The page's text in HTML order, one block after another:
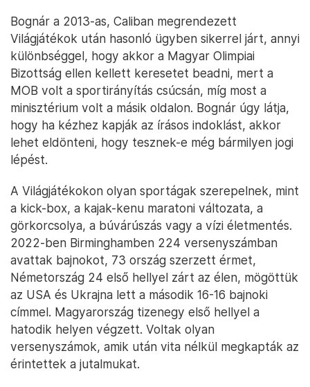
Bognár a 2013-as, Caliban megrendezett
Világjátékok után hasonló ügyben sikerrel járt, annyi
különbséggel, hogy akkor a Magyar Olimpiai
Bizottság ellen kellett keresetet beadni, mert a
MOB volt a sportirányítás csúcsán, míg most a
minisztérium volt a másik oldalon. Bognár úgy látja,
hogy ha kézhez kapják az írásos indoklást, akkor
lehet eldönteni, hogy tesznek-e még bármilyen jogi
lépést.
A Világjátékokon olyan sportágak szerepelnek, mint
a kick-box, a kajak-kenu maratoni változata, a
görkorcsolya, a búvárúszás vagy a vízi életmentés.
2022-ben Birminghamben 224 versenyszámban
avattak bajnokot, 73 ország szerzett érmet,
Németország 24 első hellyel zárt az élen, mögöttük
az USA és Ukrajna lett a második 16-16 bajnoki
címmel. Magyarország tizenegy első hellyel a
hatodik helyen végzett. Voltak olyan
versenyszámok, amik után vita nélkül megkapták az
érintettek a jutalmukat.